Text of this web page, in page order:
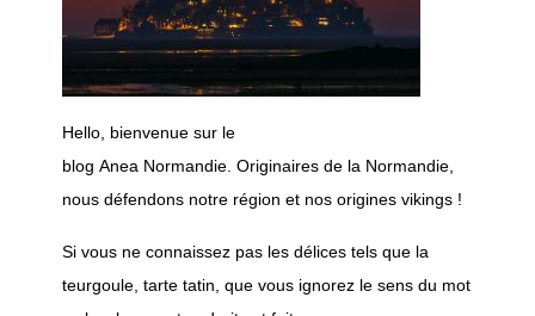
Hello, bienvenue sur le
blog Anea Normandie. Originaires de la Normandie,
nous défendons notre région et nos origines vikings !
Si vous ne connaissez pas les délices tels que la
teurgoule, tarte tatin, que vous ignorez le sens du mot